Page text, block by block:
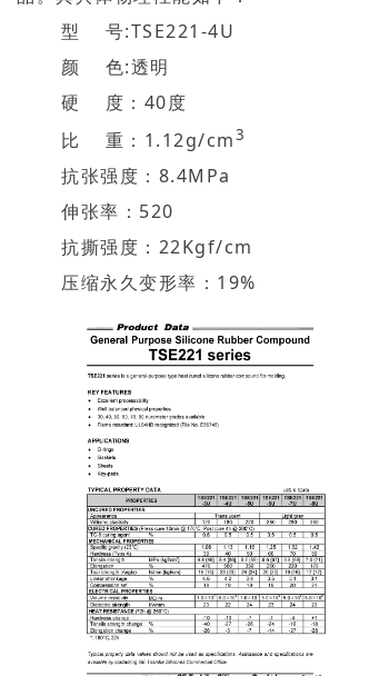
型 号:TSE221-4U
颜 色:透明
硬 度：40度
比 重：1.12g/cm3
抗张强度：8.4MPa
伸张率：520
抗撕强度：22Kgf/cm
压缩永久变形率：19%